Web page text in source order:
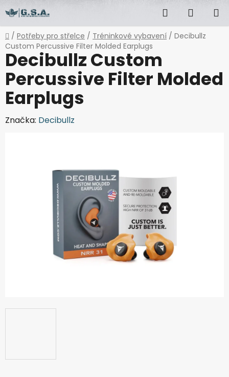
na
obsah
Hledat
KOŠÍK
Domů
/ Potřeby pro střelce / Tréninkové vybavení / Decibullz
Custom Percussive Filter Molded Earplugs
Decibullz Custom
Percussive Filter Molded
Earplugs
Značka: Decibullz